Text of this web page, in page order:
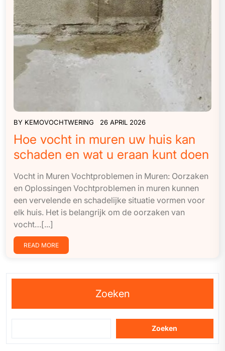
BY KEMOVOCHTWERING 26 APRIL 2026
Hoe vocht in muren uw huis kan
schaden en wat u eraan kunt doen
Vocht in Muren Vochtproblemen in Muren: Oorzaken
en Oplossingen Vochtproblemen in muren kunnen
een vervelende en schadelijke situatie vormen voor
elk huis. Het is belangrijk om de oorzaken van
vocht…[...]
READ MORE
Zoeken
Zoeken